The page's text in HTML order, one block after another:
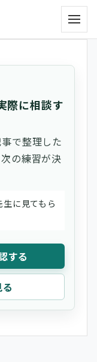
メニ
際に相談す
で整理した
の練習が決
に見てもら
する